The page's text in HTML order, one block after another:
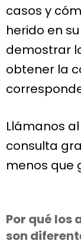
casos y
herido en
demostrar
obtener la
Llámanos al
consulta
menos que
Por qué los
son